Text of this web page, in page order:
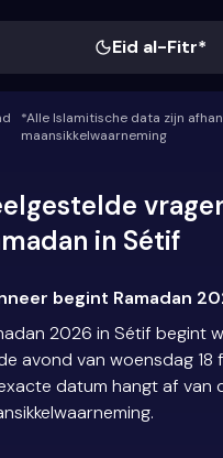
Eid al-Fitr*
*Alle Islamitische data zijn
maansikkelwaarneming
in Sétif
begint Ramadan
2026 in Sétif begint
avond van woensdag 18
datum hangt af van